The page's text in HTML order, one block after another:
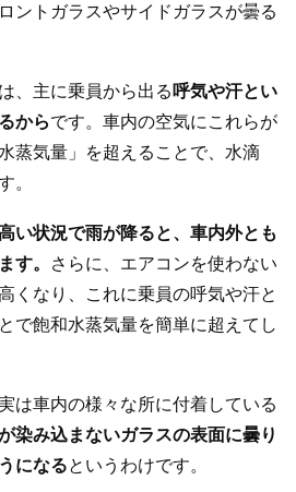
ントガラスやサイドガラスが曇る
、主に乗員から出る 呼気や汗とい
からです。車内の空気にこれらが
蒸気量」を超えることで、水滴
。
い状況で雨が降ると、車内外とも
す。
さらに、エアコンを使わない
くなり、これに乗員の呼気や汗と
で飽和水蒸気量を簡単に超えてし
は車内の様々な所に付着している
染み込まないガラスの表面に曇り
になるというわけです。